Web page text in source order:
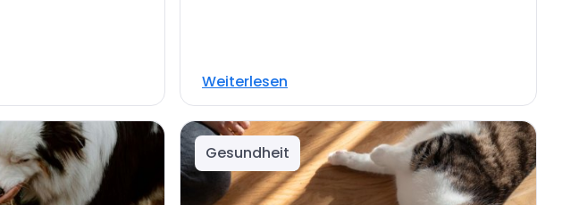
Weiterlesen
Gesundheit